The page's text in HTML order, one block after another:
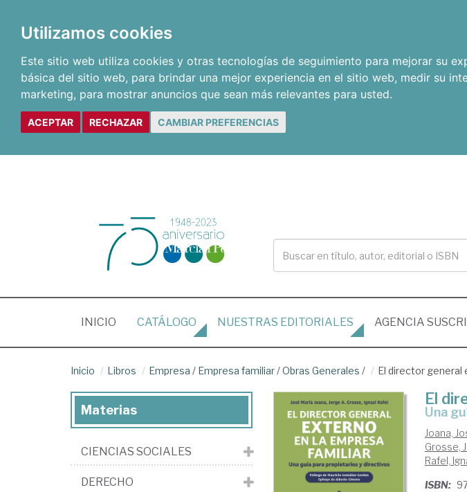
Utilizamos cookies
Este sitio web utiliza cookies y otras tecnologías de seguimiento para mejorar su
básica del sitio web, para brindar una mejor experiencia en el sitio web, medir su
marketing, para mostrar anuncios que sean más relevantes para usted.
ACEPTAR RECHAZAR CAMBIAR PREFERENCIAS
INICIO (CURRENT)
CATÁLOGO NUESTRAS EDITORIALES AGENCIA
Inicio Libros Empresa / Empresa familiar/Obras Generales / El director general
El
una
Joana,
Grosse,
Rafel,
ISBN:
Materias
CIENCIAS SOCIALES
DERECHO